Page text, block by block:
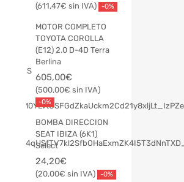
611,47€ -0%
MOTOR COMPLETO
TOYOTA COROLLA
(E12) 2.0 D-4D Terra
Berlina
605,00€
500,00€
-0%
BOMBA DIRECCION
SEAT IBIZA (6K1)
Select
24,20€
20,00€ -0%